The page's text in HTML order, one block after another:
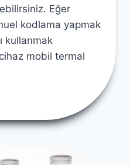
Eğer
kodlama yapmak
kullanmak
mobil termal